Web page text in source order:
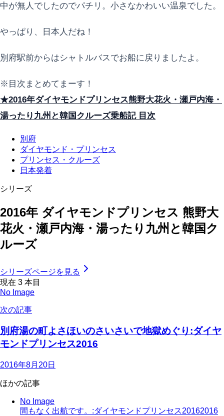
中が無人でしたのでパチリ。小さなかわいい温泉でした。
やっぱり、日本人だね！
別府駅前からはシャトルバスでお船に戻りましたよ。
※目次まとめてまーす！
★2016年ダイヤモンドプリンセス熊野大花火・瀬戸内海・
湯ったり九州と韓国クルーズ乗船記 目次
別府
ダイヤモンド・プリンセス
プリンセス・クルーズ
日本発着
シリーズ
2016年 ダイヤモンドプリンセス 熊野大
花火・瀬戸内海・湯ったり九州と韓国ク
ルーズ
シリーズページを見る
現在 3 本目
No Image
次の記事
別府湯の町よさほいのさいさいで地獄めぐり:ダイヤ
モンドプリンセス2016
2016年8月20日
ほかの記事
No Image
間もなく出航です。:ダイヤモンドプリンセス20162016